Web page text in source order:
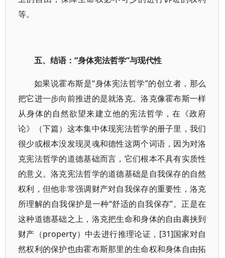
等。
五、结语：“身体宪法哲学”与现代性
如果说霍布斯是“身体宪法哲学”的创立者，那么
把它进一步向前推进的是就洛克。洛克像霍布斯一样
从身体的自然欲望来建立他的宪法哲学，在《政府
论》（下篇）这本集中体现宪法哲学的册子里，我们
很少或根本没发现灵魂和德性这两个词语，因为对洛
克宪法哲学的道德基础而言，它们根本不具有实质性
的意义。洛克宪法哲学的道德基础是自我保存的自然
权利，但他非常强调财产对自我保存的重要性，洛克
所理解的自我保护是一种“舒适的自我保存”。正是在
这种道德基础之上，洛克把生命和身体的自由裹挟到
财产（property）中去进行推理论证，[31]国家对自
然权利的保护也由霍布斯那里的生命权和身体自由拓